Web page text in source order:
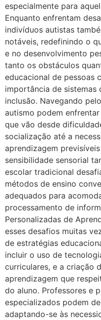
especialmente para
Enquanto enfrentam
indivíduos autistas
notáveis, redefinindo o
e no desenvolvimento
tanto os obstáculos
educacional de pessoas
importância de sistemas
inclusão. Navegando
autismo podem
que vão desde
socialização até a
aprendizagem
sensibilidade sensorial
escolar tradicional
métodos de ensino
adequados para
processamento de
Personalizadas de
esses desafios muitas
de estratégias
incluir o uso de
curriculares, e a criação
aprendizagem que
do aluno. Professores e
especializados podem
adaptando-se às